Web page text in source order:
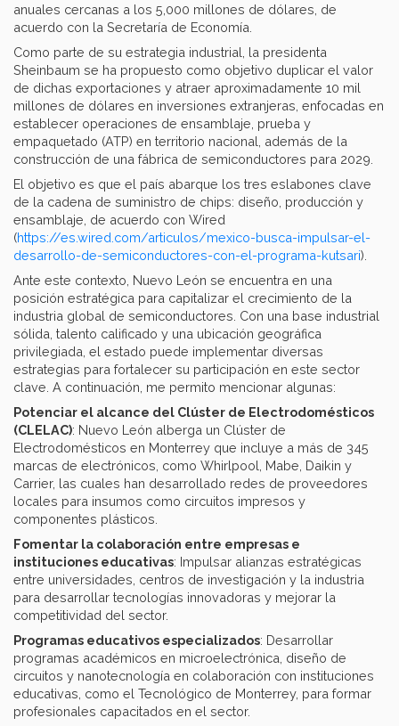
anuales cercanas a los 5,000 millones de dólares, de
acuerdo con la Secretaría de Economía.
Como parte de su estrategia industrial, la presidenta
Sheinbaum se ha propuesto como objetivo duplicar el valor
de dichas exportaciones y atraer aproximadamente 10 mil
millones de dólares en inversiones extranjeras, enfocadas en
establecer operaciones de ensamblaje, prueba y
empaquetado (ATP) en territorio nacional, además de la
construcción de una fábrica de semiconductores para 2029.
El objetivo es que el país abarque los tres eslabones clave
de la cadena de suministro de chips: diseño, producción y
ensamblaje, de acuerdo con Wired
(https://es.wired.com/articulos/mexico-busca-impulsar-el-
desarrollo-de-semiconductores-con-el-programa-kutsari).
Ante este contexto, Nuevo León se encuentra en una
posición estratégica para capitalizar el crecimiento de la
industria global de semiconductores. Con una base industrial
sólida, talento calificado y una ubicación geográfica
privilegiada, el estado puede implementar diversas
estrategias para fortalecer su participación en este sector
clave. A continuación, me permito mencionar algunas:
Potenciar el alcance del Clúster de Electrodomésticos
(CLELAC): Nuevo León alberga un Clúster de
Electrodomésticos en Monterrey que incluye a más de 345
marcas de electrónicos, como Whirlpool, Mabe, Daikin y
Carrier, las cuales han desarrollado redes de proveedores
locales para insumos como circuitos impresos y
componentes plásticos.​
Fomentar la colaboración entre empresas e
instituciones educativas: Impulsar alianzas estratégicas
entre universidades, centros de investigación y la industria
para desarrollar tecnologías innovadoras y mejorar la
competitividad del sector.
Programas educativos especializados: Desarrollar
programas académicos en microelectrónica, diseño de
circuitos y nanotecnología en colaboración con instituciones
educativas, como el Tecnológico de Monterrey, para formar
profesionales capacitados en el sector.​